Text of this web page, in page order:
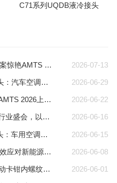
C71系列UQDB液冷接头
2026-07-13
格雷希尔携创新密封测试方案惊艳AMTS 2026，圆满收官
2026-06-29
格雷希尔G72R快速密封接头：汽车空调异型管口测试方案
2026-06-22
格雷希尔GripSeal即将亮相AMTS 2026上海展，以密封技术赋能汽车制造
2026-06-16
格雷希尔GripSeal亮相欧洲行业盛会，以快速密封技术赋能欧洲新能源产业链
2026-06-15
格雷希尔G70P快速密封接头：车用空调气密测试的可靠选择
2026-06-08
格雷希尔快速密封接头：高效应对新能源电池包防爆阀测试难题
2026-06-01
格雷希尔G80系列：面向制动卡钳内螺纹的高压密封连接方案